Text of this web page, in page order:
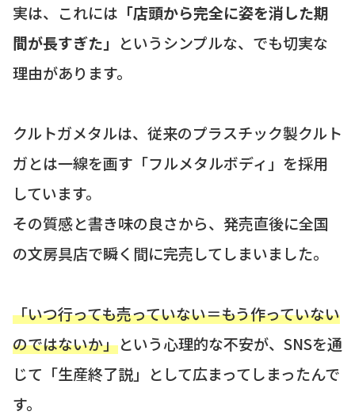
実は、これには 「店頭から完全に姿を消した期
間が長すぎた」 というシンプルな、でも切実な
理由があります。
クルトガメタルは、従来のプラスチック製クルト
ガとは一線を画す「フルメタルボディ」を採用
しています。
その質感と書き味の良さから、発売直後に全国
の文房具店で瞬く間に完売してしまいました。
「いつ行っても売っていない＝もう作っていない
のではないか」という心理的な不安が、SNSを通
じて「生産終了説」として広まってしまったんで
す。